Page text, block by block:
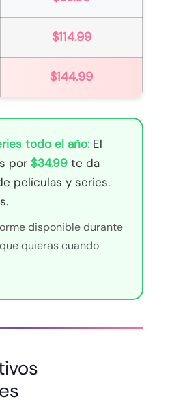
$114.99
$144.99
todo el año:El
por$34.99 te da
películas y series.
disponible durante
quieras cuando